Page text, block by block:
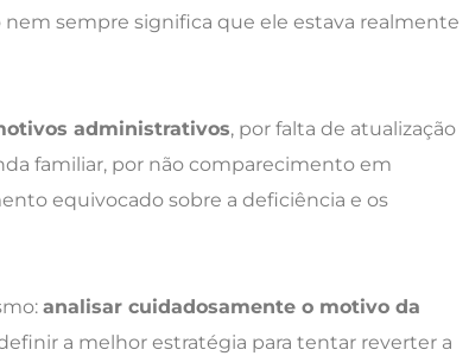
sempre significa que ele estava realmente
administrativos, por falta de atualização
familiar, por não comparecimento em
equivocado sobre a deficiência e os
analisar cuidadosamente o motivo da
a melhor estratégia para tentar reverter a